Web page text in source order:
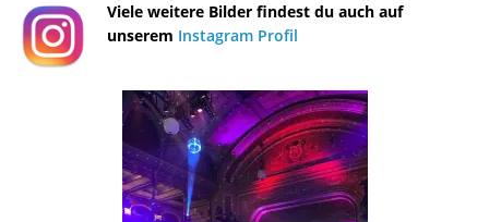
Viele weitere Bilder findest du auch auf
unserem Instagram Profil